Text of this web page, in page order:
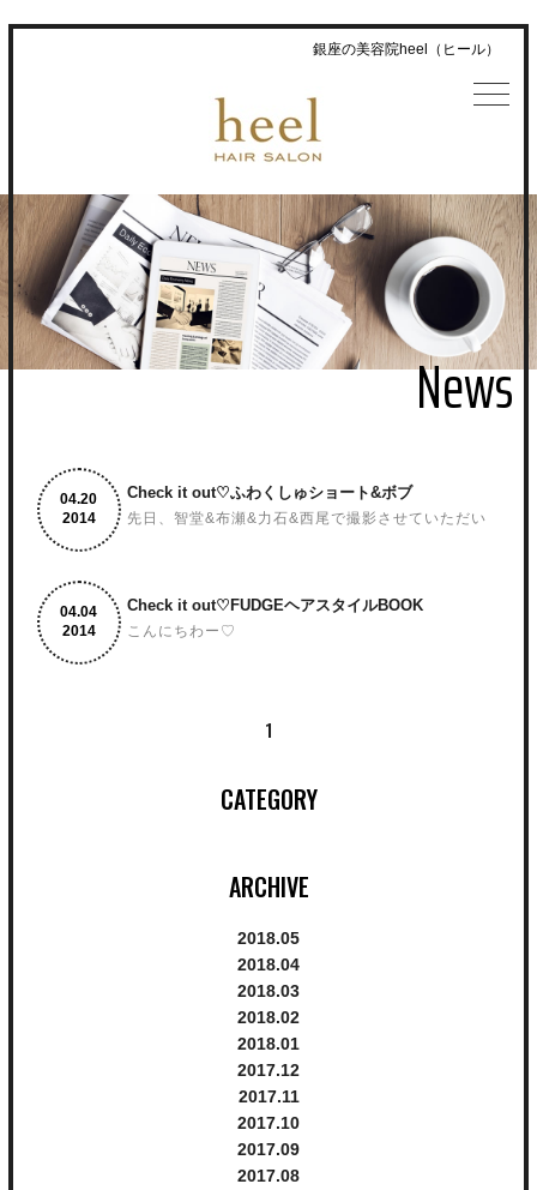
銀座の美容院heel（ヒール）
News
4.20
2014
Check it out♡ふわくしゅショート&ボブ
先日、智堂&布瀬&力石&西尾で撮影させていただい
まずは西尾の “ゆるふわ♡ガーリー”
4. 4
2014
Check it out♡FUDGEヘアスタイルBOOK
こんにちわー♡
可愛いですねー‼︎♡♡♡
1
CATEGORY
ARCHIVE
2018. 5
2018. 4
2018. 3
2018. 2
2018.
1
2017.12
2017.11
2017.10
2017. 9
2017. 8